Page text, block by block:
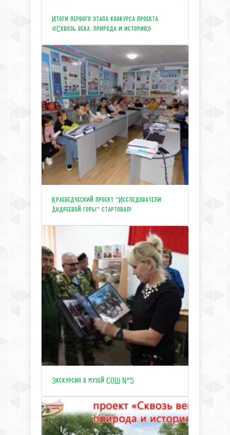
Итоги первого этапа конкурса проекта
«Сквозь века: природа и история»
Краеведческий проект "Исследователи
Андреевой горы" стартовал!
Экскурсия в музей СОШ №5